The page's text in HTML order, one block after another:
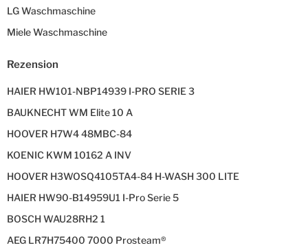
LG Waschmaschine
Miele Waschmaschine
Rezension
HAIER HW101-NBP14939 I-PRO SERIE 3
BAUKNECHT WM Elite 10 A
HOOVER H7W4 48MBC-84
KOENIC KWM 10162 A INV
HOOVER H3WOSQ4105TA4-84 H-WASH 300 LITE
HAIER HW90-B14959U1 I-Pro Serie 5
BOSCH WAU28RH2 1
AEG LR7H75400 7000 Prosteam®